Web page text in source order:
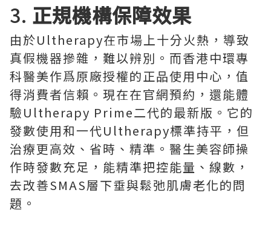
3. 正規機構保障效果
由於Ultherapy在市場上十分火熱，導致
真假機器摻雜，難以辨別。而香港中環專
科醫美作爲原廠授權的正品使用中心，值
得消費者信賴。現在在官網預約，還能體
驗Ultherapy Prime二代的最新版。它的
發數使用和一代Ultherapy標準持平，但
治療更高效、省時、精準。醫生美容師操
作時發數充足，能精準把控能量、線數，
去改善SMAS層下垂與鬆弛肌膚老化的問
題。